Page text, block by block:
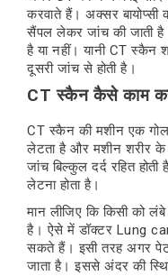
करवाते हैं। अक्सर बायोप्सी
सैंपल लेकर जांच की जाती
है या नहीं। यानी CT स्कैन
दूसरी जांच से होती है।
CT स्कैन कैसे काम
CT स्कैन की मशीन एक गोल
लेटता है और मशीन शरीर के
जांच बिल्कुल दर्द रहित
लेटना होता है।
मान लीजिए कि किसी को
है। ऐसे में डॉक्टर Lung
सकते हैं। इसी तरह अगर पेट
जाता है। इससे अंदर की